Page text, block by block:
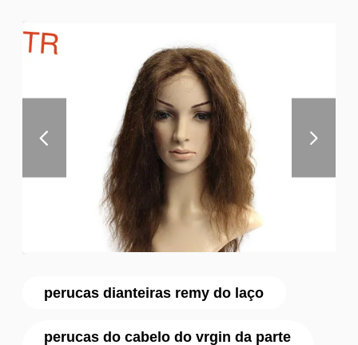
perucas dianteiras remy do laço
perucas do cabelo do vrgin da parte